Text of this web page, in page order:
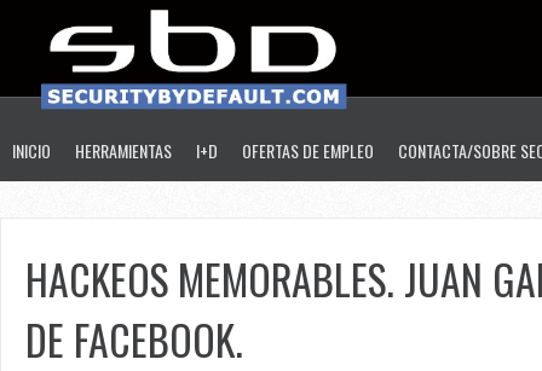
INICIO HERRAMIENTAS I+D OFERTAS DE EMPLEO CONTACTA/SOBRE
HACKEOS MEMORABLES. JUAN
DE FACEBOOK.